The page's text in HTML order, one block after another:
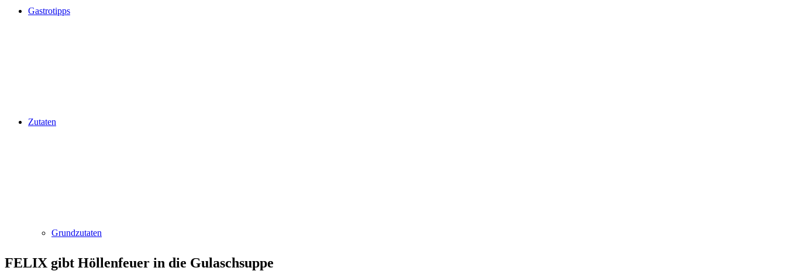
Gastrotipps
Zutaten
Grundzutaten
FELIX gibt Höllenfeuer in die Gulaschsuppe